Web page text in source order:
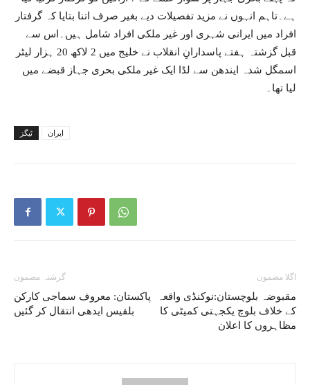
ہے۔تاہم انہوں نے مزید تفصیلات دیے بغیر صرف اتنا بتایا کہ گرفتار
افراد میں ایرانی شہری اور غیر ملکی افراد شامل ہیں۔اس سے
قبل گزشتہ ہفتے پاسدارانِ انقلاب نے خلیج میں 2 لاکھ 20 ہزار لیٹر
اسمگل شدہ ایندھن سے لڈا ایک غیر ملکی بحری جہاز قبضے میں
لیا تھا۔
ٹیگز ایران
گزشتہ مضمون
پاکستان: معروف سماجی کارکن
بلقیس ایدھی انتقال کر گئیں
اگلا مضمون
مقبوضہ بلوچستان:نوکنڈی واقعہ
کے خلاف بلوچ یکجہتی کمیٹی کا
مظاہروں کا اعلان